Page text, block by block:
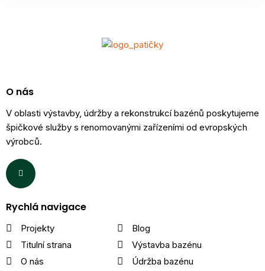
O nás
V oblasti výstavby, údržby a rekonstrukcí bazénů poskytujeme
špičkové služby s renomovanými zařízeními od evropských
výrobců.
Rychlá navigace
Projekty
Titulní strana
O nás
Blog
Výstavba bazénu
Údržba bazénu